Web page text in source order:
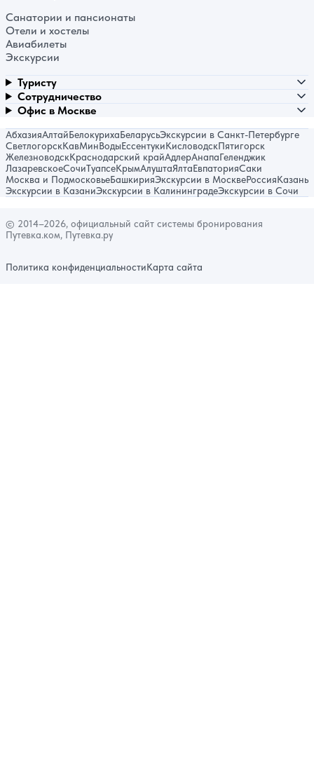
Санатории и пансионаты
Отели и хостелы
Авиабилеты
Экскурсии
Туристу
Сотрудничество
Офис в Москве
АбхазияАлтайБелокурихаБеларусьЭкскурсии в Санкт-Петербурге
СветлогорскКавМинВодыЕссентукиКисловодскПятигорск
ЖелезноводскКраснодарский крайАдлерАнапаГеленджик
ЛазаревскоеСочиТуапсеКрымАлуштаЯлтаЕвпаторияСаки
Москва и ПодмосковьеБашкирияЭкскурсии в МосквеРоссияКазань
Экскурсии в КазаниЭкскурсии в КалининградеЭкскурсии в Сочи
© 2014–2026, официальный сайт системы бронирования
Путевка.ком, Путевка.ру
Политика конфиденциальностиКарта сайта